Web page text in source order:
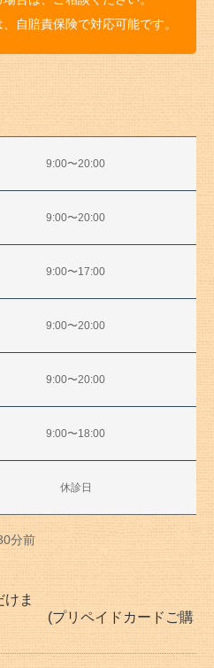
自賠責保険で対応可能です。
9:00〜20:00
9:00〜20:00
9:00〜17:00
9:00〜20:00
9:00〜20:00
9:00〜18:00
休診日
分前
ま
ドカードご購